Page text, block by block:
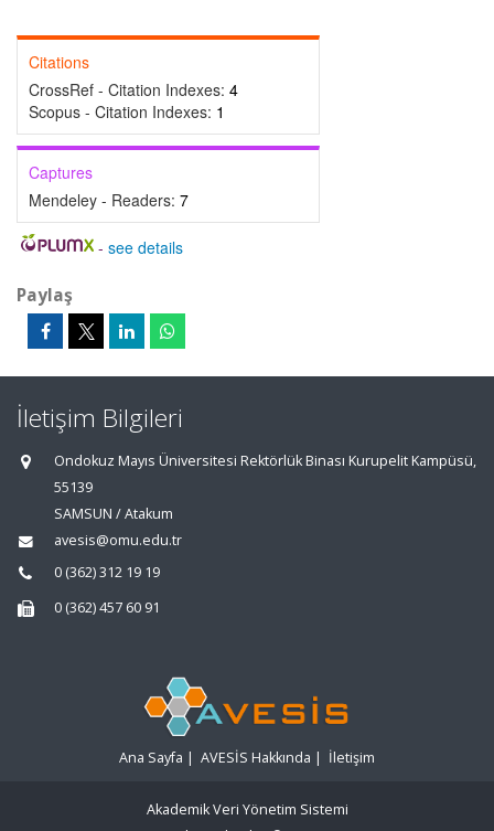
Citations
CrossRef - Citation Indexes: 4
Scopus - Citation Indexes: 1
Captures
Mendeley - Readers: 7
- see details
Paylaş
İletişim Bilgileri
Ondokuz Mayıs Üniversitesi Rektörlük Binası Kurupelit Kampüsü,
55139
SAMSUN / Atakum
avesis@omu.edu.tr
0 (362) 312 19 19
0 (362) 457 60 91
Ana Sayfa | AVESİS Hakkında | İletişim
Akademik Veri Yönetim Sistemi